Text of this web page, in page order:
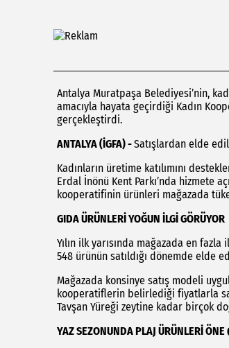
Antalya Muratpaşa Belediyesi’nin,
amacıyla hayata geçirdiği Kadın
gerçekleştirdi.
ANTALYA (İGFA) -Satışlardan elde
Kadınların üretime katılımını
Erdal İnönü Kent Parkı’nda hizmete
kooperatifinin ürünleri mağazada
GIDA ÜRÜNLERİ YOĞUN İLGİ GÖRÜYOR
Yılın ilk yarısında mağazada en
548 ürünün satıldığı dönemde elde
Mağazada konsinye satış modeli
kooperatiflerin belirlediği fiyatlarla
Tavşan Yüreği zeytine kadar birçok
YAZ SEZONUNDA PLAJ ÜRÜNLERİ ÖNE